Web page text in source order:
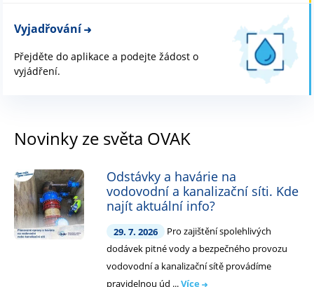
Vyjadřování
Přejděte do aplikace a podejte žádost o
vyjádření.
Novinky ze světa OVAK
Odstávky a havárie na
vodovodní a kanalizační síti. Kde
najít aktuální info?
29. 7. 2026
Pro zajištění spolehlivých
dodávek pitné vody a bezpečného provozu
vodovodní a kanalizační sítě provádíme
pravidelnou úd ...Více